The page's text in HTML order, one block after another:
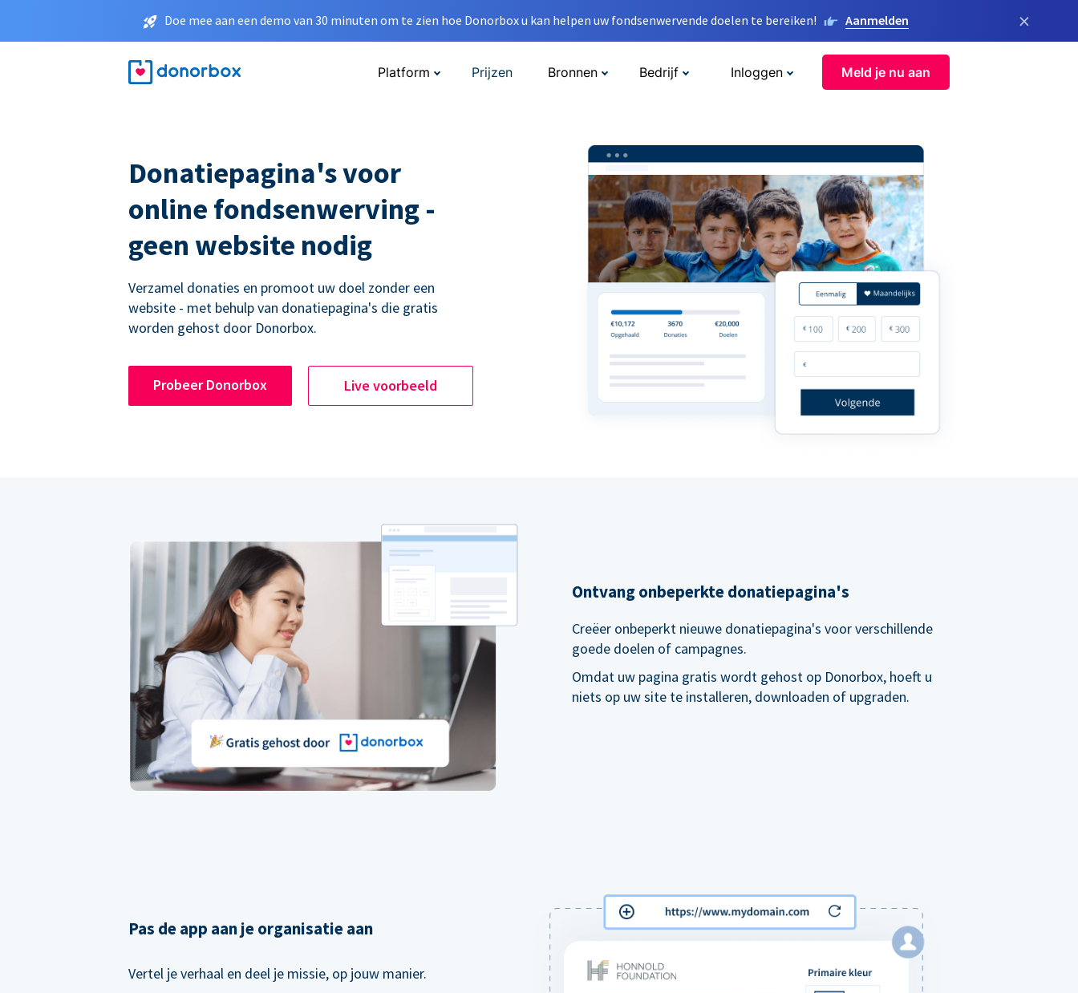
Doe mee aan een demo van 30 minuten om te zien hoe Donorbox u kan helpen uw fondsenwervende doelen te bereiken! Aanmelden ×
Platform Prijzen Bronnen Bedrijf Inloggen Meld je nu aan
Donatiepagina's voor
online fondsenwerving -
geen website nodig
Verzamel donaties en promoot uw doel zonder een
website - met behulp van donatiepagina's die gratis
worden gehost door Donorbox.
Probeer Donorbox Live voorbeeld
Ontvang onbeperkte donatiepagina's
Creëer onbeperkt nieuwe donatiepagina's voor verschillende
goede doelen of campagnes.
Omdat uw pagina gratis wordt gehost op Donorbox, hoeft u
niets op uw site te installeren, downloaden of upgraden.
Pas de app aan je organisatie aan
Vertel je verhaal en deel je missie, op jouw manier.